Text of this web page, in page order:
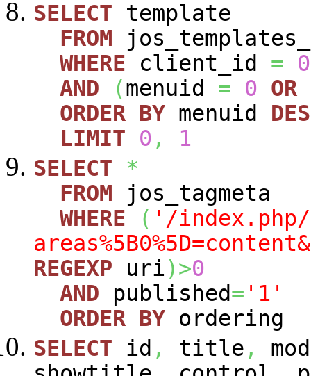
SELECT template
FROM
WHERE client_id =
0
AND
(menuid = 0 OR
ORDER BY menuid
LIMIT
0 ,
1
SELECT
*
FROM jos_tagmeta
WHERE
( '/index.php/
REGEXP uri)>0
AND published= '1'
ORDER BY ordering
SELECT id , title ,